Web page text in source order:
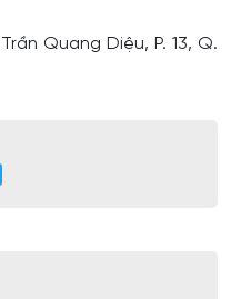
Quang Diệu, P. 13, Q.